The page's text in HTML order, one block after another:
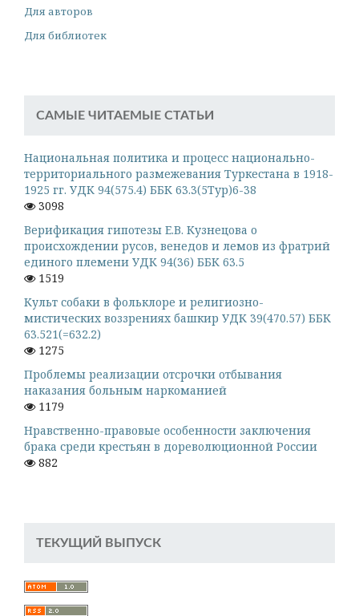
Для авторов
Для библиотек
САМЫЕ ЧИТАЕМЫЕ СТАТЬИ
Национальная политика и процесс национально-
территориального размежевания Туркестана в 1918-
1925 гг. УДК 94(575.4) ББК 63.3(5Тур)6-38
3098
Верификация гипотезы Е.В. Кузнецова о
происхождении русов, венедов и лемов из фратрий
единого племени УДК 94(36) ББК 63.5
1519
Культ собаки в фольклоре и религиозно-
мистических воззрениях башкир УДК 39(470.57) ББК
63.521(=632.2)
1275
Проблемы реализации отсрочки отбывания
наказания больным наркоманией
1179
Нравственно-правовые особенности заключения
брака среди крестьян в дореволюционной России
882
ТЕКУЩИЙ ВЫПУСК